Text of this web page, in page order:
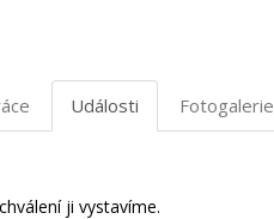
Události Fotogalerie
ji vystavíme.